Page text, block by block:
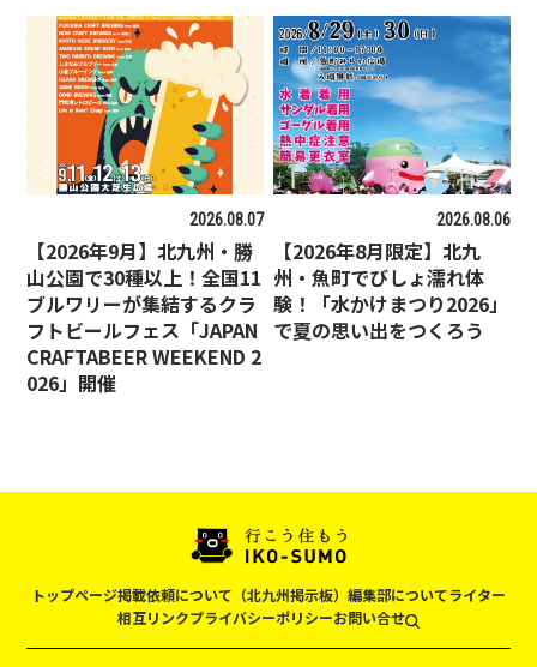
2026.08.07
【2026年9月】北九州・勝
山公園で30種以上！全国11
ブルワリーが集結するクラ
フトビールフェス「JAPAN
CRAFTABEER WEEKEND 2
026」開催
2026.08.06
【2026年8月限定】北九
州・魚町でびしょ濡れ体
験！「水かけまつり2026」
で夏の思い出をつくろう
トップページ掲載依頼について（北九州掲示板） 編集部についてライター
相互リンクプライバシーポリシーお問い合せ